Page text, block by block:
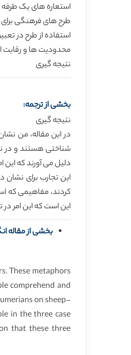
استعاره های یک طرفه
طرح های فرهنگی برای
استفاده از طرح در
محدودیت ها و رقابت
نتیجه گیری
بخشی از ترجمه:
نتیجه گیری
در این مقاله، من
شناختی هستند و در
دلیل می آورند که
این تجارب برای
کردند، مفاهیمی که
این است که این امر در
بخشی از مقاله
These metaphors
comprehend and
on sheep-
in the three case
that these three